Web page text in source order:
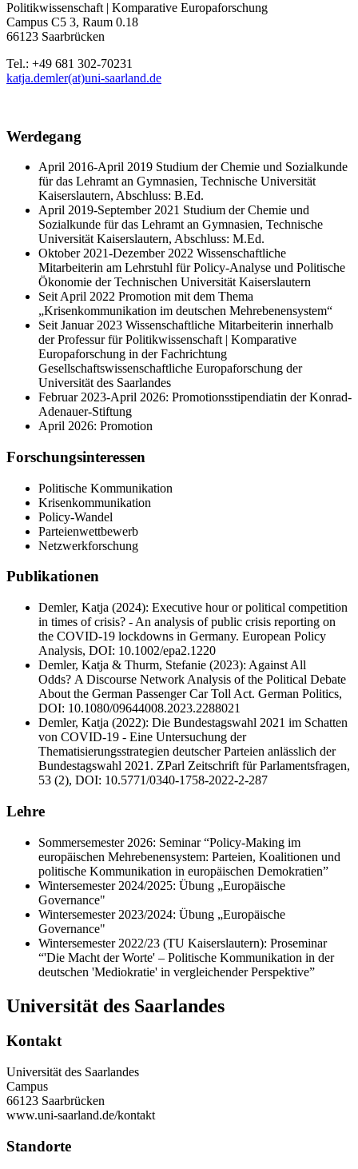
Politikwissenschaft | Komparative Europaforschung
Campus C5 3, Raum 0.18
66123 Saarbrücken
Tel.: +49 681 302-70231
katja.demler(at)uni-saarland.de
Werdegang
April 2016-April 2019 Studium der Chemie und Sozialkunde
für das Lehramt an Gymnasien, Technische Universität
Kaiserslautern, Abschluss: B.Ed.
April 2019-September 2021 Studium der Chemie und
Sozialkunde für das Lehramt an Gymnasien, Technische
Universität Kaiserslautern, Abschluss: M.Ed.
Oktober 2021-Dezember 2022 Wissenschaftliche
Mitarbeiterin am Lehrstuhl für Policy-Analyse und Politische
Ökonomie der Technischen Universität Kaiserslautern
Seit April 2022 Promotion mit dem Thema
„Krisenkommunikation im deutschen Mehrebenensystem“
Seit Januar 2023 Wissenschaftliche Mitarbeiterin innerhalb
der Professur für Politikwissenschaft | Komparative
Europaforschung in der Fachrichtung
Gesellschaftswissenschaftliche Europaforschung der
Universität des Saarlandes
Februar 2023-April 2026: Promotionsstipendiatin der Konrad-
Adenauer-Stiftung
April 2026: Promotion
Forschungsinteressen
Politische Kommunikation
Krisenkommunikation
Policy-Wandel
Parteienwettbewerb
Netzwerkforschung
Publikationen
Demler, Katja (2024): Executive hour or political competition
in times of crisis? - An analysis of public crisis reporting on
the COVID-19 lockdowns in Germany. European Policy
Analysis, DOI: 10.1002/epa2.1220
Demler, Katja & Thurm, Stefanie (2023): Against All
Odds? A Discourse Network Analysis of the Political Debate
About the German Passenger Car Toll Act. German Politics,
DOI: 10.1080/09644008.2023.2288021
Demler, Katja (2022): Die Bundestagswahl 2021 im Schatten
von COVID-19 - Eine Untersuchung der
Thematisierungsstrategien deutscher Parteien anlässlich der
Bundestagswahl 2021. ZParl Zeitschrift für Parlamentsfragen,
53 (2), DOI: 10.5771/0340-1758-2022-2-287
Lehre
Sommersemester 2026: Seminar “Policy-Making im
europäischen Mehrebenensystem: Parteien, Koalitionen und
politische Kommunikation in europäischen Demokratien”
Wintersemester 2024/2025: Übung „Europäische
Governance"
Wintersemester 2023/2024: Übung „Europäische
Governance"
Wintersemester 2022/23 (TU Kaiserslautern): Proseminar
“'Die Macht der Worte' – Politische Kommunikation in der
deutschen 'Mediokratie' in vergleichender Perspektive”
Universität des Saarlandes
Kontakt
Universität des Saarlandes
Campus
66123 Saarbrücken
www.uni-saarland.de/kontakt
Standorte